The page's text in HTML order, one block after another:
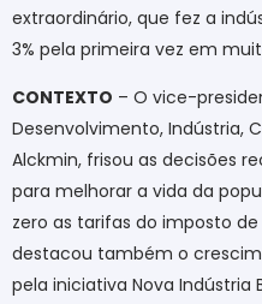
extraordinário, que fez a
3% pela primeira vez em
CONTEXTO – O vice-
Desenvolvimento, Indústria,
Alckmin, frisou as decisões
para melhorar a vida da
zero as tarifas do imposto de
destacou também o
pela iniciativa Nova Indústria